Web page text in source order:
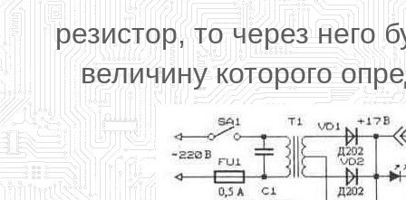
резистор, то через него
величину которого